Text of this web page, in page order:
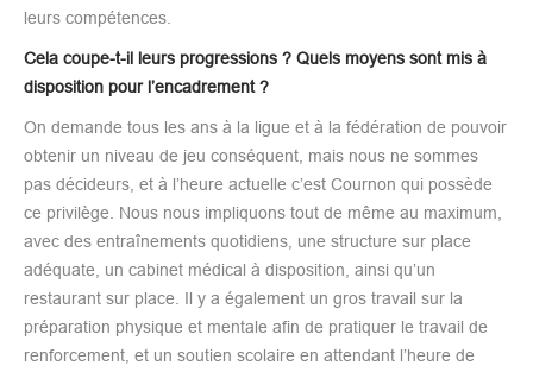
leurs compétences.
Cela coupe-t-il leurs progressions ? Quels moyens sont mis à
disposition pour l’encadrement ?
On demande tous les ans à la ligue et à la fédération de pouvoir
obtenir un niveau de jeu conséquent, mais nous ne sommes
pas décideurs, et à l’heure actuelle c’est Cournon qui possède
ce privilège. Nous nous impliquons tout de même au maximum,
avec des entraînements quotidiens, une structure sur place
adéquate, un cabinet médical à disposition, ainsi qu’un
restaurant sur place. Il y a également un gros travail sur la
préparation physique et mentale afin de pratiquer le travail de
renforcement, et un soutien scolaire en attendant l’heure de